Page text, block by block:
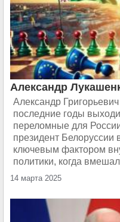
Александр
Александр
последние годы
переломные для
президент Белоруссии
ключевым фактором
политики, когда
14 марта 2025